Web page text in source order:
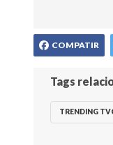
COMPATIR
Tags
TRENDING